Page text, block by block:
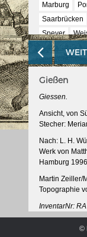
Marburg
Saarbrücken
Speyer
Wetzlar
Gießen
Giessen.
Ansicht, von
Stecher:
Nach: L. H.
Werk von
Hamburg 1996
Martin Zeiller/
Topographie
InventarNr:
© Deutsches
©